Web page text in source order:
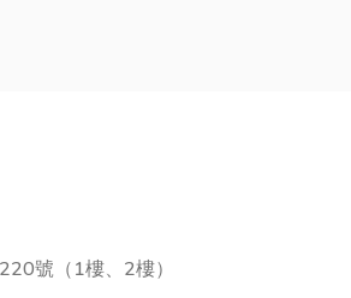
號（1樓、2樓）